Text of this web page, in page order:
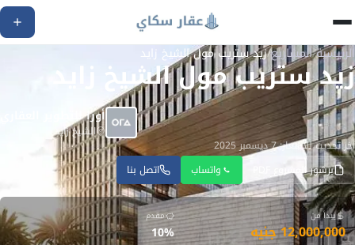
الرئيسية/المشاريع/زيد ستريب مول الشيخ زايد
زيد ستريب مول الشيخ زايد
برشور المشروع PDF واتساب اتصل بنا
آخر تحديث للأسعار: 7 ديسمبر 2025
أورا للتطوير العقاري
الشيخ زايد
يبدأ من
12,000,000 جنيه
مقدم
10%